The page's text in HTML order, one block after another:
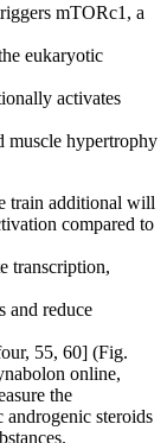
mTORc1, a
eukaryotic
activates
muscle hypertrophy
train additional will
compared to
transcription,
and reduce
55, 60] (Fig.
online,
the
steroids